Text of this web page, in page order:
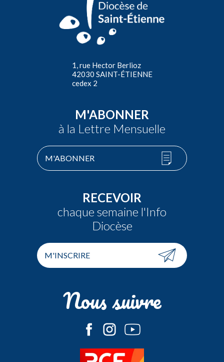
1, rue Hector Berlioz
42030 SAINT-ÉTIENNE
cedex 2
M'ABONNER
à la Lettre Mensuelle
M'ABONNER
RECEVOIR
chaque semaine l'Info
Diocèse
M'INSCRIRE
Nous suivre